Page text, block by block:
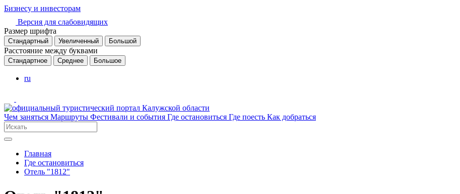
Бизнесу и инвесторам
Версия для слабовидящих
Размер шрифта
Стандартный Увеличенный Большой
Расстояние между буквами
Стандартное Среднее Большое
ru
Чем заняться Маршруты Фестивали и события Где остановиться Где поесть Как добраться
Главная
Где остановиться
Отель "1812"